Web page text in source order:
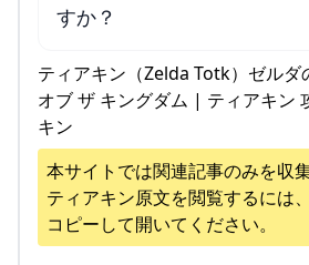
すか？
ティアキン（Zelda Totk）ゼルダ
オブ ザ キングダム | ティアキン
キン
本サイトでは関連記事のみを収
ティアキン原文を閲覧するには
コピーして開いてください。